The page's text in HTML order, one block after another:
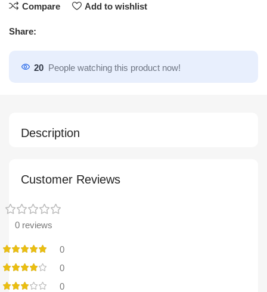
Compare Add to wishlist
Share:
20 People watching this product now!
Description
Customer Reviews
0 reviews
0
0
0